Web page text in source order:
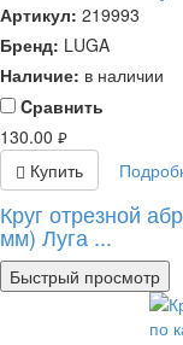
Артикул: 219993
Бренд: LUGA
Наличие: в наличии
Cравнить
130.00 руб.
Купить
Круг отрезной
мм) Луга ...
Быстрый просмотр